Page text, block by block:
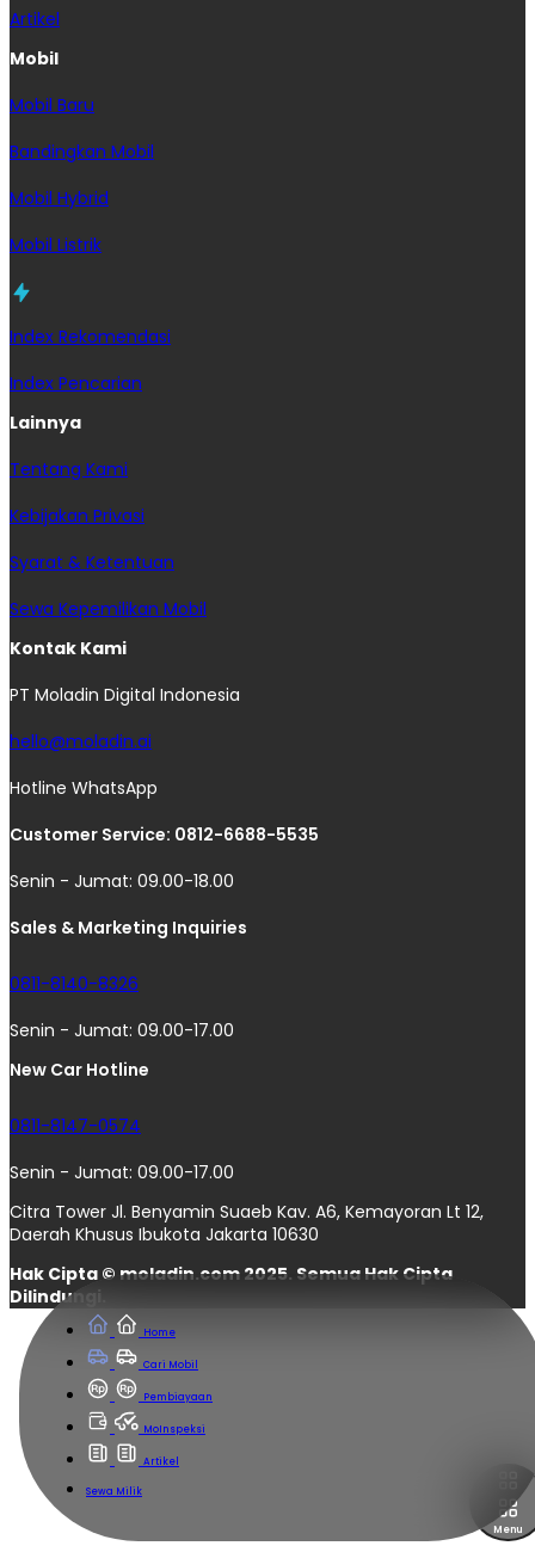
Home
Cari Mobil
Pembiayaan
MoInspeksi
Artikel
Sewa Milik
Artikel
Mobil
Mobil Baru
Bandingkan Mobil
Mobil Hybrid
Mobil Listrik
Index Rekomendasi
Index Pencarian
Lainnya
Tentang Kami
Kebijakan Privasi
Syarat & Ketentuan
Sewa Kepemilikan Mobil
Kontak Kami
PT Moladin Digital Indonesia
hello@moladin.ai
Hotline WhatsApp
Customer Service: 0812-6688-5535
Senin - Jumat: 09.00-18.00
Sales & Marketing Inquiries
0811-8140-8326
Senin - Jumat: 09.00-17.00
New Car Hotline
0811-8147-0574
Senin - Jumat: 09.00-17.00
Citra Tower Jl. Benyamin Suaeb Kav. A6, Kemayoran Lt 12,
Daerah Khusus Ibukota Jakarta 10630
Hak Cipta © moladin.com 2025. Semua Hak Cipta
Dilindungi.